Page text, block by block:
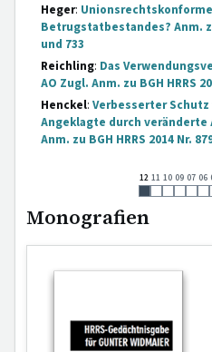
12 11 10 09 07 06
Heger:
Betrugstatbestandes? Anm.
und 733
Reichling: Das
AO Zugl. Anm. zu BGH HRRS
Henckel: Verbesserter
Angeklagte durch veränderte
Anm. zu BGH HRRS 2014 Nr.
Entscheidungen:
Monografien